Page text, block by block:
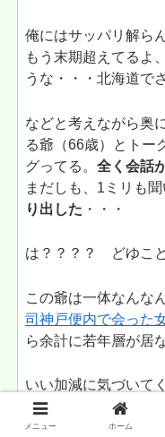
俺にはサッパリ解ら
もう末期超えてるよ
うな・・・北海道で
などと考えながら奥
る爺（66歳）とトー
グってる。全く会話
まだしも、1ミリも
り出した ・・・
は？？？？ どゆこ
この爺は一体なんな
司神戸便内で会った
ら余計に若年層が居
いい加減に気づいて
代が変わりすぎて。
ットが無かった時代
メニュー ホーム